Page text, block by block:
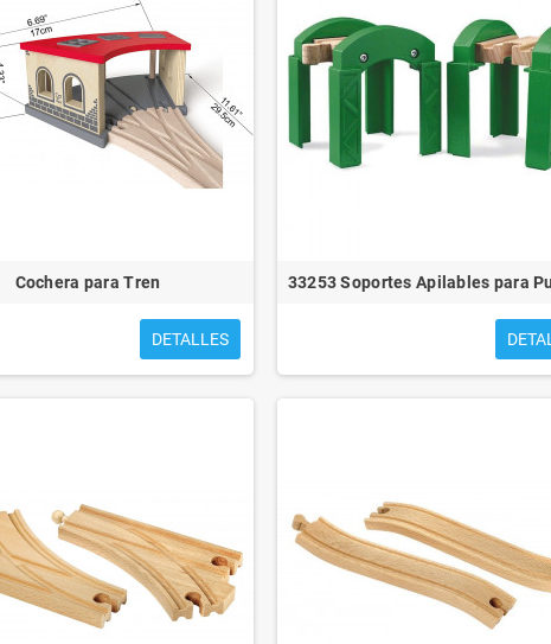
PARA EMMA CUENTOS PARA MATEO
Cochera para Tren
DETALLES
33253 Soportes Apilables para